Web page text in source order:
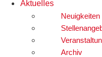
Aktuelles
Neuigkeiten
Archiv